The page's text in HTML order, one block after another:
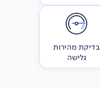
בדיקת מהירות
גלישה